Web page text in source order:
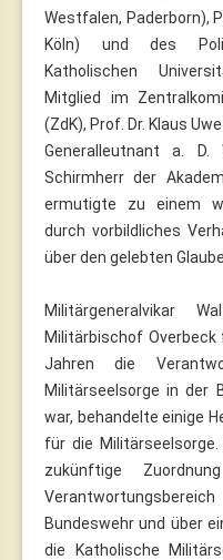
Westfalen, Paderborn),
Köln) und des
Katholischen
Mitglied im
(ZdK), Prof. Dr. Klaus
Generalleutnant a.
Schirmherr der
ermutigte zu einem
durch vorbildliches
über den gelebten
Militärgeneralvikar
Militärbischof Overbeck
Jahren die
Militärseelsorge in der
war, behandelte einige
für die
zukünftige
Bundeswehr und über
die Katholische